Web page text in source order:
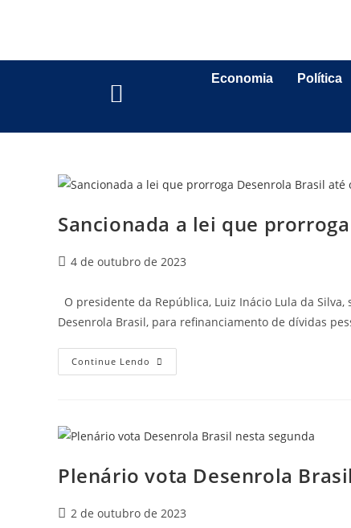
Economia Política
Sancionada a lei que
4 de outubro de 2023
O presidente da República, Luiz Inácio Lula da
Desenrola Brasil, para refinanciamento de dívidas
Continue Lendo
Plenário vota Desenrola
2 de outubro de 2023